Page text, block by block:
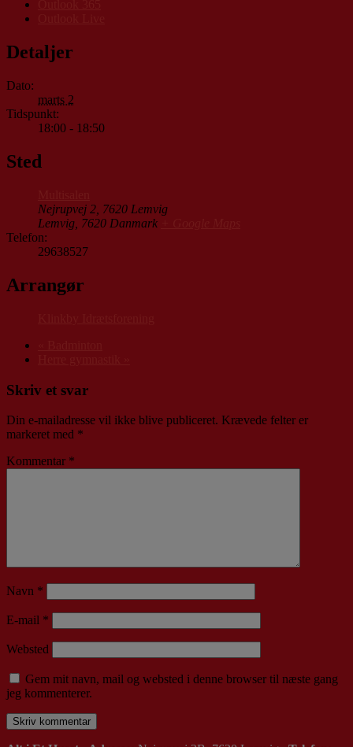
Detaljer
Dato:
marts 2
Tidspunkt:
18:00 - 18:50
Sted
Nejrupvej 2, 7620 Lemvig
Lemvig 7620 Danmark
Telefon:
29638527
Arrangør
Skriv et svar
Din e-mailadresse vil ikke blive publiceret. Krævede felter er
markeret med *
Kommentar *
Navn *
E-mail *
Websted
Gem mit navn, mail og websted i denne browser til næste gang
jeg kommenterer.